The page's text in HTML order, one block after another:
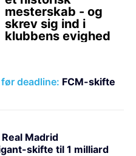
deadline: FCM-skifte
Real Madrid
skifte til 1 milliard